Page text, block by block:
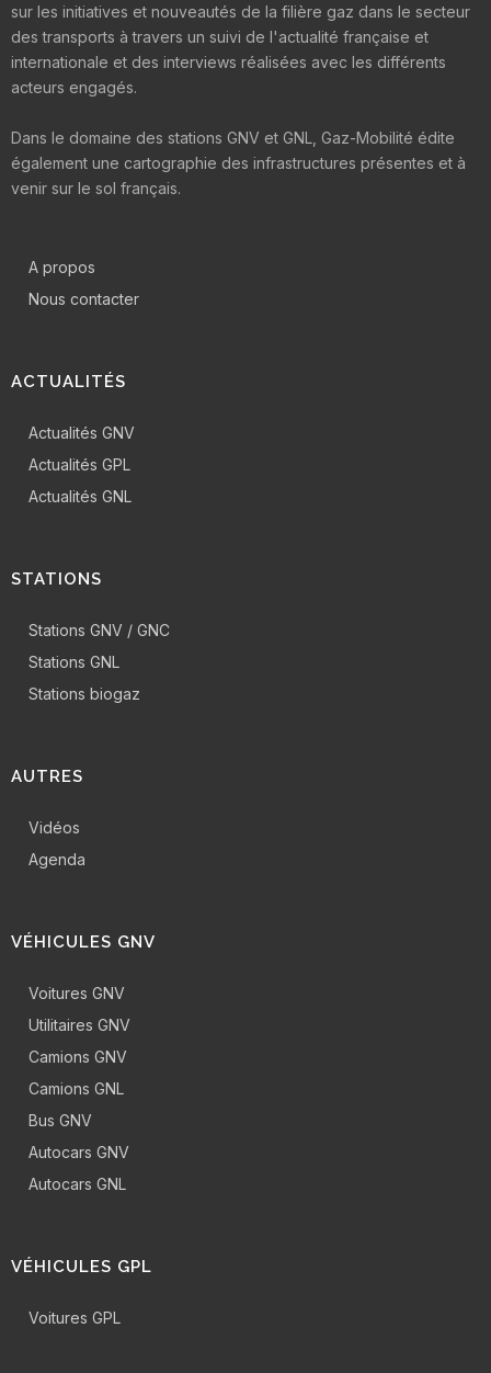
sur les initiatives et nouveautés de la filière gaz dans le secteur
des transports à travers un suivi de l'actualité française et
internationale et des interviews réalisées avec les différents
acteurs engagés.
Dans le domaine des stations GNV et GNL, Gaz-Mobilité édite
également une cartographie des infrastructures présentes et à
venir sur le sol français.
A propos
Nous contacter
ACTUALITÉS
Actualités GNV
Actualités GPL
Actualités GNL
STATIONS
Stations GNV / GNC
Stations GNL
Stations biogaz
AUTRES
Vidéos
Agenda
VÉHICULES GNV
Voitures GNV
Utilitaires GNV
Camions GNV
Camions GNL
Bus GNV
Autocars GNV
Autocars GNL
VÉHICULES GPL
Voitures GPL